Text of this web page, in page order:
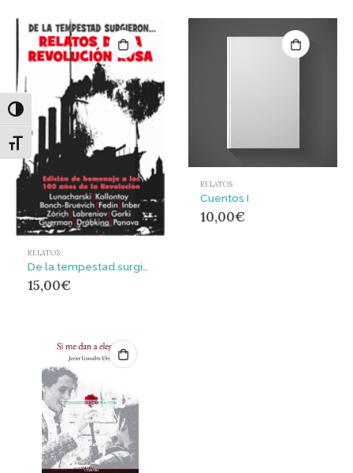
Alternar alto contraste
Alternar tamaño de letra
RELATOS
15,00€
RELATOS
Cuentos I
10,00€